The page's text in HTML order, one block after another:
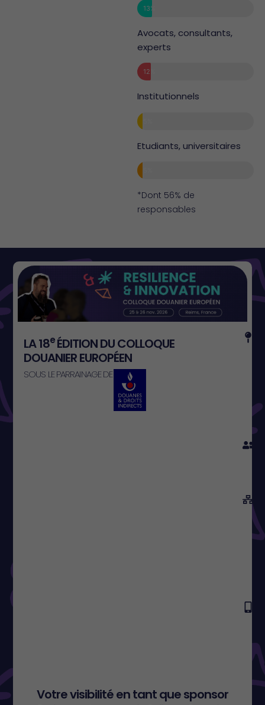
13%
Avocats, consultants,
experts
12%
Institutionnels
Etudiants, universitaires
*Dont 56% de
responsables
LA 18eÉDITION DU COLLOQUE
DOUANIER EUROPÉEN
SOUS LE PARRAINAGE DE
Votre visibilité en tant que sponsor